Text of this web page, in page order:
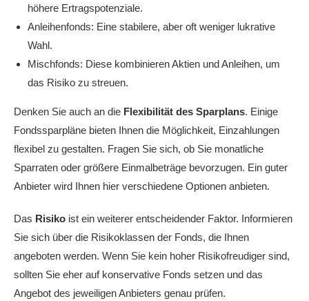
höhere Ertragspotenziale.
Anleihenfonds: Eine stabilere, aber oft weniger lukrative
Wahl.
Mischfonds: Diese kombinieren Aktien und Anleihen, um
das Risiko zu streuen.
Denken Sie auch an die Flexibilität des Sparplans. Einige
Fondssparpläne bieten Ihnen die Möglichkeit, Einzahlungen
flexibel zu gestalten. Fragen Sie sich, ob Sie monatliche
Sparraten oder größere Einmalbeträge bevorzugen. Ein guter
Anbieter wird Ihnen hier verschiedene Optionen anbieten.
Das Risiko ist ein weiterer entscheidender Faktor. Informieren
Sie sich über die Risikoklassen der Fonds, die Ihnen
angeboten werden. Wenn Sie kein hoher Risikofreudiger sind,
sollten Sie eher auf konservative Fonds setzen und das
Angebot des jeweiligen Anbieters genau prüfen.